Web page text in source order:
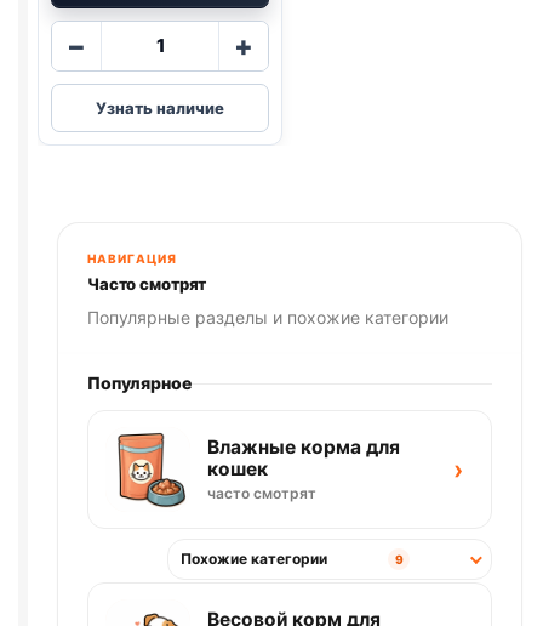
−
Количество
БАРС
ФОРТЕ
капли
блох
и
клещей,
-
мл
+
Узнать наличие
НАВИГАЦИЯ
Часто смотрят
Популярные разделы и похожие категории
Популярное
Влажные корма для
кошек
часто смотрят
›
Похожие категории 9
Весовой корм для